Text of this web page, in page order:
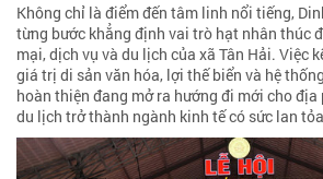
Không chỉ là điểm đến tâm linh nổi tiếng,
từng bước khẳng định vai trò hạt nhân thúc
mại, dịch vụ và du lịch của xã Tân Hải. Việc
giá trị di sản văn hóa, lợi thế biển và hệ
hoàn thiện đang mở ra hướng đi mới cho địa
du lịch trở thành ngành kinh tế có sức lan